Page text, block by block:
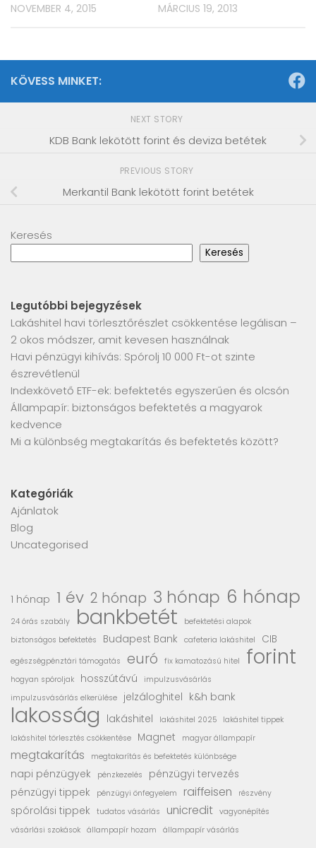
NOVEMBER 4, 2015 MÁRCIUS 19, 2013
KÖVESS MINKET:
NEXT STORY
KDB Bank lekötött forint és deviza betétek
PREVIOUS STORY
Merkantil Bank lekötött forint betétek
Keresés
Keresés
Legutóbbi bejegyzések
Lakáshitel havi törlesztőrészlet csökkentése legálisan –
2 okos módszer, amit kevesen használnak
Havi pénzügyi kihívás: Spórolj 10 000 Ft-ot szinte
észrevétlenül
Indexkövető ETF-ek: befektetés egyszerűen és olcsón
Állampapír: biztonságos befektetés a magyarok
kedvence
Mi a különbség megtakarítás és befektetés között?
Kategóriák
Ajánlatok
Blog
Uncategorised
1 hónap 1 év 2 hónap 3 hónap 6 hónap
24 órás szabály bankbetét
befektetési alapok
biztonságos befektetés
Budapest Bank cafeteria lakáshitel CIB
egészségpénztári támogatás euró fix kamatozású hitel forint
hogyan spóroljak hosszútávú
impulzusvásárlás
impulzusvásárlás elkerülése
jelzáloghitel k&h bank
lakosság lakáshitel lakáshitel 2025
lakáshitel tippek
lakáshitel törlesztés csökkentése
Magnet magyar állampapír
megtakarítás megtakarítás és befektetés különbsége
napi pénzügyek pénzkezelés
pénzügyi tervezés
pénzügyi tippek
pénzügyi önfegyelem raiffeisen részvény
spórolási tippek tudatos vásárlás unicredit vagyonépítés
vásárlási szokások állampapír hozam állampapír vásárlás